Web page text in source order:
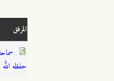
المرفق
حفظه الله